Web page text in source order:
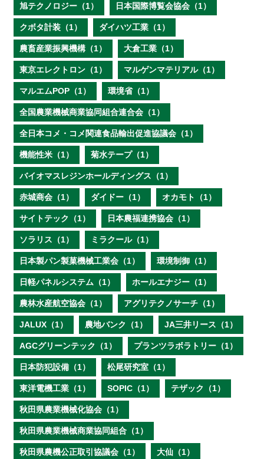
旭テクノロジー（1） 日本国際博覧会協会（1）
クボタ計装（1） ダイハツ工業（1）
農畜産業振興機構（1） 大倉工業（1）
東京エレクトロン（1） マルゲンマテリアル（1）
マルエムPOP（1） 環境省（1）
全国農業機械商業協同組合連合会（1）
全日本コメ・コメ関連食品輸出促進協議会（1）
機能性米（1） 菊水テープ（1）
バイオマスレジンホールディングス（1）
赤城商会（1） ダイドー（1） オカモト（1）
サイトテック（1） 日本農福連携協会（1）
ソラリス（1） ミラクール（1）
日本製パン製菓機械工業会（1） 環境制御（1）
日軽パネルシステム（1） ホールエナジー（1）
農林水産航空協会（1） アグリテクノサーチ（1）
JALUX（1） 農地バンク（1） JA三井リース（1）
AGCグリーンテック（1） プランツラボラトリー（1）
日本防犯設備（1） 松尾研究室（1）
東洋電機工業（1） SOPIC（1） テザック（1）
秋田県農業機械化協会（1）
秋田県農業機械商業協同組合（1）
秋田県農機公正取引協議会（1） 大仙（1）